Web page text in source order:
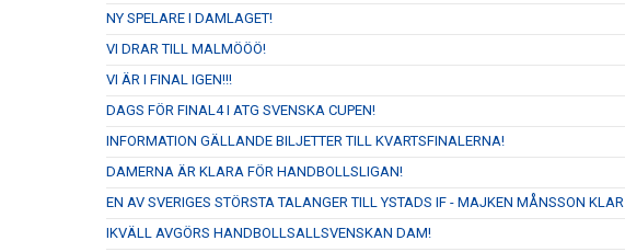
NY SPELARE I DAMLAGET!
VI DRAR TILL MALMÖÖÖ!
VI ÄR I FINAL IGEN!!!
DAGS FÖR FINAL4 I ATG SVENSKA CUPEN!
INFORMATION GÄLLANDE BILJETTER TILL KVARTSFINALERNA!
DAMERNA ÄR KLARA FÖR HANDBOLLSLIGAN!
EN AV SVERIGES STÖRSTA TALANGER TILL YSTADS IF - MAJKEN MÅNSSON KLAR
IKVÄLL AVGÖRS HANDBOLLSALLSVENSKAN DAM!